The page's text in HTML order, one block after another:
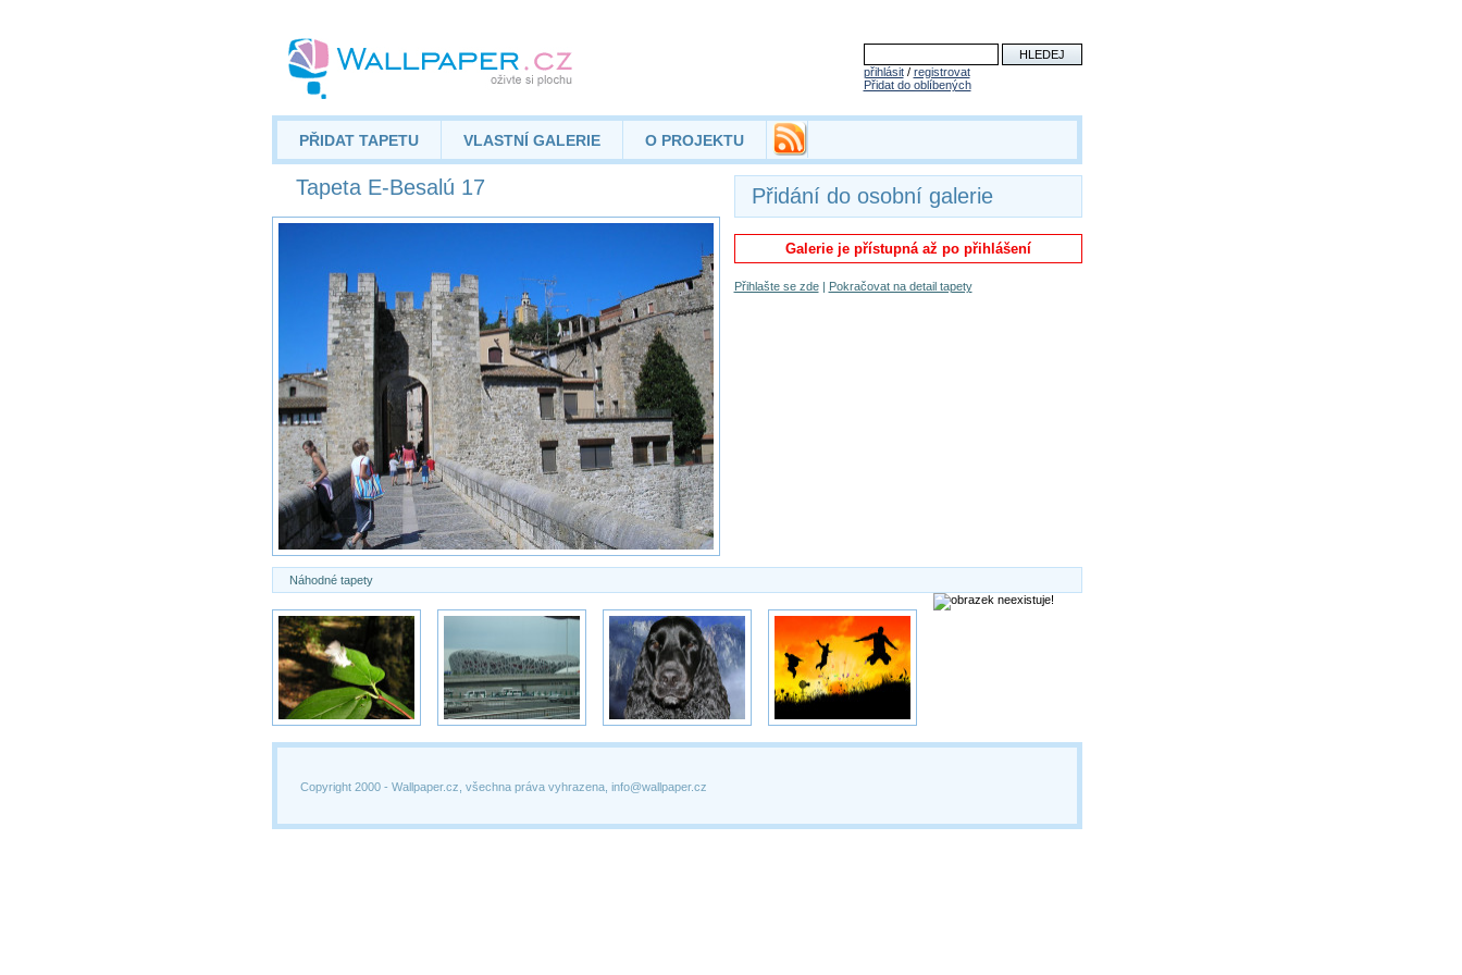
přihlásit/ registrovat
Přidat do oblíbených
PŘIDAT TAPETU VLASTNÍ GALERIE O PROJEKTU
Tapeta E-Besalú 17 Přidání do osobní galerie
Galerie je přístupná až po přihlášení
Přihlašte se zde| Pokračovat na detail tapety
Náhodné tapety
Copyright 2000 - Wallpaper.cz, všechna práva vyhrazena, info@wallpaper.cz